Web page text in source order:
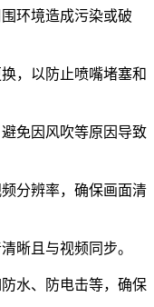
环境造成污染或破
，以防止喷嘴堵塞和
免因风吹等原因导致
分辨率，确保画面清
晰且与视频同步。
水、防电击等，确保